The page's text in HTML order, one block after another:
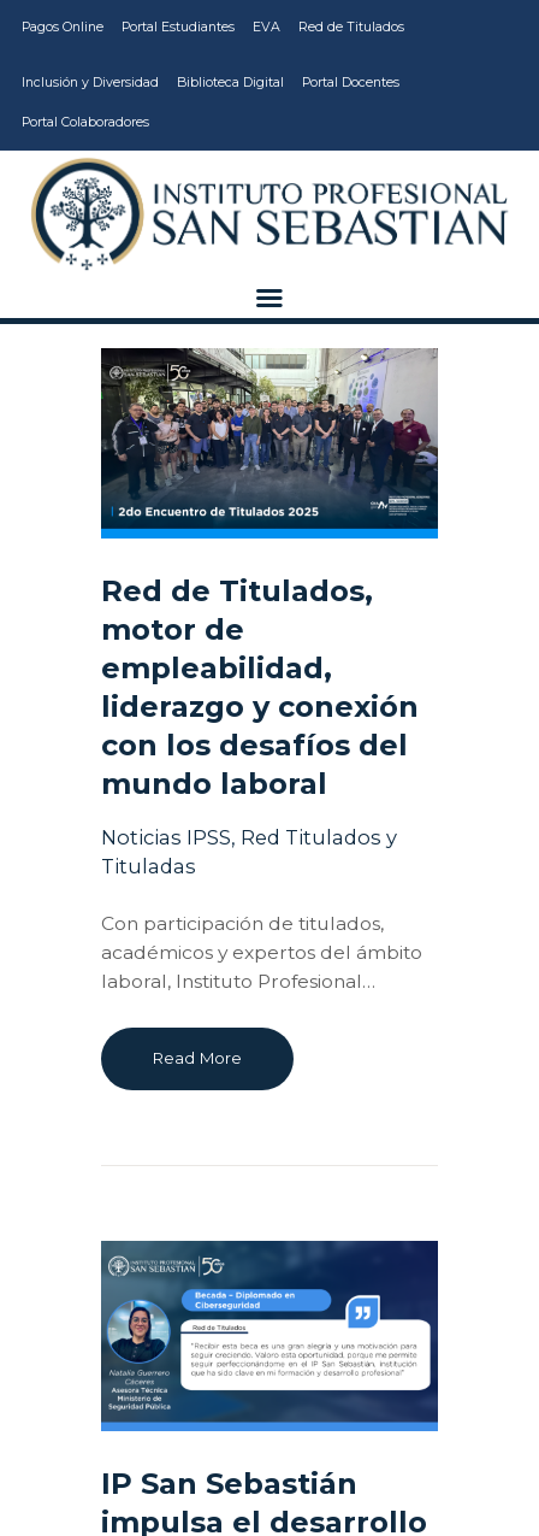
Pagos Online Portal Estudiantes EVA Red de Titulados
Inclusión y Diversidad Biblioteca Digital Portal Docentes
Portal Colaboradores
CARRERAS
VIDA ESTUDIANTIL
INSTITUCIÓN
VCM
EDUCACIÓN
CONTINUA
Red de Titulados,
motor de
empleabilidad,
liderazgo y conexión
con los desafíos del
mundo laboral
Noticias IPSS, Red Titulados y
Tituladas
Con participación de titulados,
académicos y expertos del ámbito
laboral, Instituto Profesional…
Read More
IP San Sebastián
impulsa el desarrollo